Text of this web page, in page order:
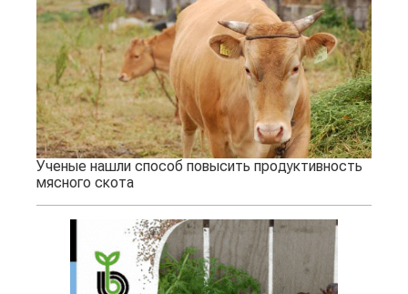
Ученые нашли способ повысить продуктивность
мясного скота